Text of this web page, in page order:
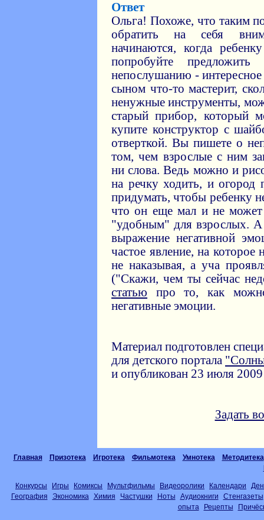
Ответ
Ольга! Похоже, что таким
обратить на себя
начинаются, когда
попробуйте
непослушанию - интересное
сыном что-то мастерит,
ненужные инструменты,
старый прибор, который
купите конструктор с
отверткой. Вы пишете о
том, чем взрослые с ним
ни слова. Ведь можно и
на речку ходить, и огород
придумать, чтобы ребенку
что он еще мал и не может
"удобным" для взрослых. А
выражение негативной
частое явление, на которое
не наказывая, а уча
("Скажи, чем ты сейчас
статью про то, как
негативные эмоции.
Материал подготовлен
для детского портала
и опубликован 23 июля 2009
Задать
Главная Призотека Игротека Фильмотека Умнотека
Методитека
Конкурсы Игры Комиксы Мультфильмы Видеоролики Календари
География
Экономика Химия Частушки Ноты Аудиокниги
Стенгазеты
опыта
Рецепты